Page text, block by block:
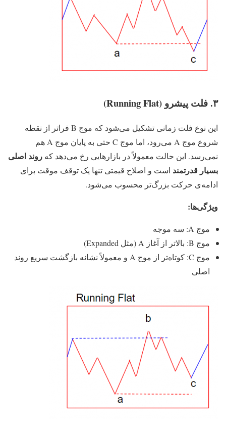
۳. فلت پیشرو (Running Flat)
این نوع فلت زمانی تشکیل می‌شود که موج B فراتر از نقطه
شروع موج A می‌رود، اما موج C حتی به پایان موج A هم
نمی‌رسد. این حالت معمولاً در بازارهایی رخ می‌دهد که روند اصلی
بسیار قدرتمند است و اصلاح قیمتی تنها یک توقف موقت برای
ادامه‌ی حرکت بزرگ‌تر محسوب می‌شود.
ویژگی‌ها:
موج A: سه‌ موجه
موج B: بالاتر از آغاز A (مثل Expanded)
موج C: کوتاه‌تر از موج A و معمولاً نشانه بازگشت سریع روند
اصلی